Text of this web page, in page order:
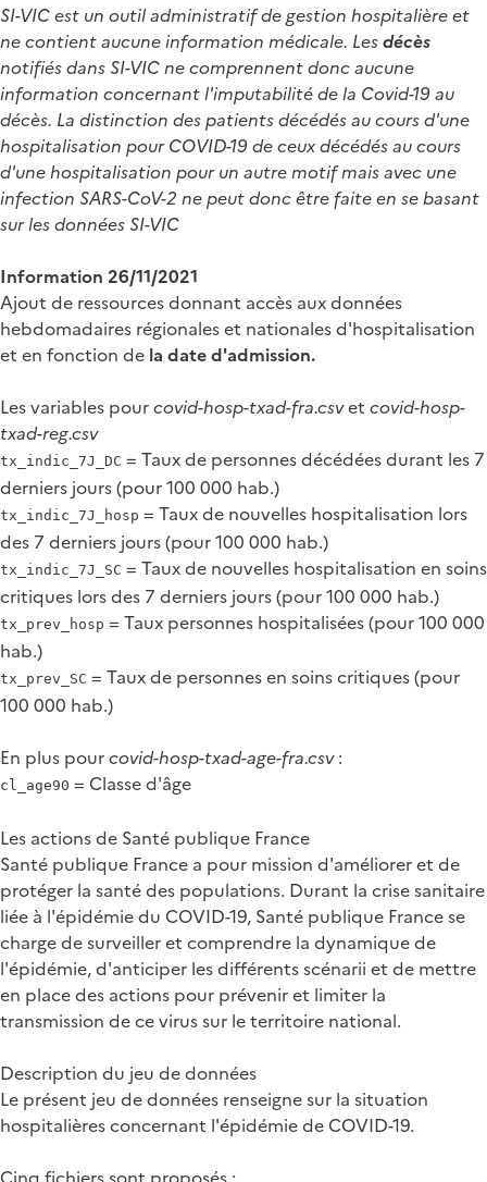
SI-VIC est un outil administratif de gestion hospitalière et
ne contient aucune information médicale. Lesdécès
notifiés dans SI-VIC ne comprennent donc aucune
information concernant l'imputabilité de la Covid-19 au
décès. La distinction des patients décédés au cours d'une
hospitalisation pour COVID-19 de ceux décédés au cours
d'une hospitalisation pour un autre motif mais avec une
infection SARS-CoV-2 ne peut donc être faite en se basant
sur les données SI-VIC
Information 26/11/2021
Ajout de ressources donnant accès aux données
hebdomadaires régionales et nationales d'hospitalisation
et en fonction de la date d'admission.
Les variables pourcovid-hosp-txad-fra.csvet covid-hosp-
txad-reg.csv
tx_indic_7J_DC = Taux de personnes décédées durant les 7
derniers jours (pour 100 000 hab.)
tx_indic_7J_hosp = Taux de nouvelles hospitalisation lors
des 7 derniers jours (pour 100 000 hab.)
tx_indic_7J_SC = Taux de nouvelles hospitalisation en soins
critiques lors des 7 derniers jours (pour 100 000 hab.)
tx_prev_hosp = Taux personnes hospitalisées (pour 100 000
hab.)
tx_prev_SC = Taux de personnes en soins critiques (pour
100 000 hab.)
En plus pourcovid-hosp-txad-age-fra.csv:
cl_age90 = Classe d'âge
Les actions de Santé publique France
Santé publique France a pour mission d'améliorer et de
protéger la santé des populations. Durant la crise sanitaire
liée à l'épidémie du COVID-19, Santé publique France se
charge de surveiller et comprendre la dynamique de
l'épidémie, d'anticiper les différents scénarii et de mettre
en place des actions pour prévenir et limiter la
transmission de ce virus sur le territoire national.
Description du jeu de données
Le présent jeu de données renseigne sur la situation
hospitalières concernant l'épidémie de COVID-19.